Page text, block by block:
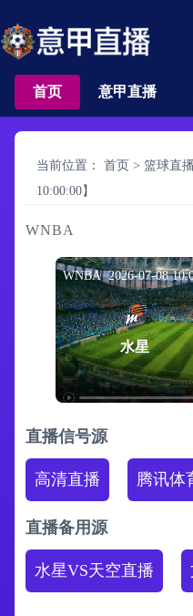
首页 意甲直播
当前位置： 首页 > 篮球直播
10:00:00】
WNBA
WNBA 2026-07-08
水星
直播信号源
高清直播 腾讯体
直播备用源
水星VS天空直播